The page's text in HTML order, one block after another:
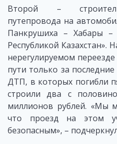
Второй –
путепровода на
Панкрушиха – Хабары –
Республикой Казахстан».
нерегулируемом
пути только за
ДТП, в которых погибли
строили два с
миллионов рублей. «Мы
что проезд на этом
безопасным», –